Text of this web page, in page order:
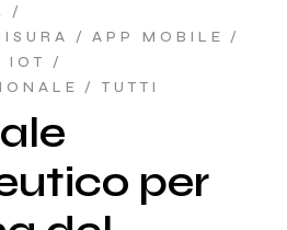
APP MOBILE
IOT
TUTTI
per